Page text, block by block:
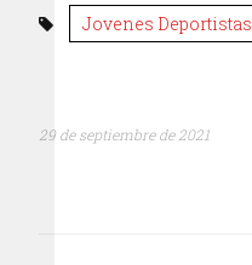
Jovenes Deportistas
29 de septiembre de 2021